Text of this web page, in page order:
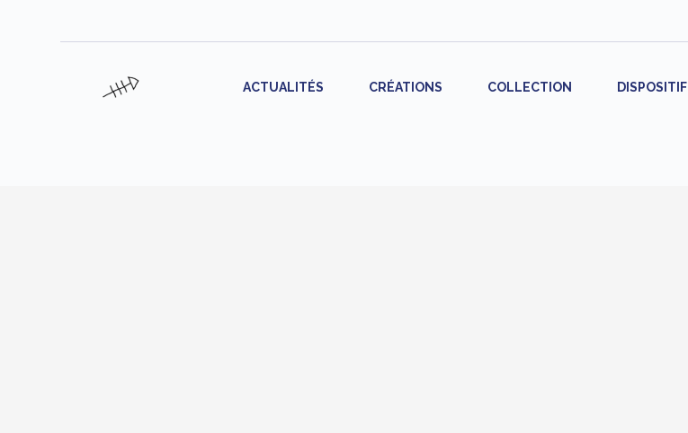
ACTUALITÉS CRÉATIONS COLLECTION DISPOSITIF